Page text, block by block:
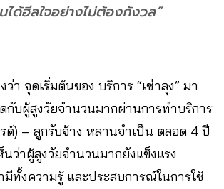
ได้ฮีลใจอย่างไม่ต้องกังวล”
ว่า จุดเริ่มต้นของ บริการ “เช่าลุง” มา
กับผู้สูงวัยจำนวนมากผ่านการทำบริการ
ด์) – ลูกรับจ้าง หลานจำเป็น ตลอด 4 ปี
ว่าผู้สูงวัยจำนวนมากยังแข็งแรง
มีทั้งความรู้ และประสบการณ์ในการใช้